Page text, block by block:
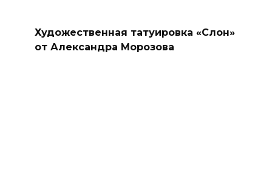
Художественная татуировка «Слон»
от Александра Морозова